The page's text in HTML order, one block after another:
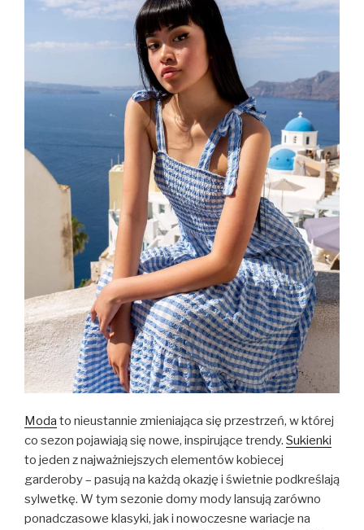
Moda to nieustannie zmieniająca się przestrzeń, w której
co sezon pojawiają się nowe, inspirujące trendy. Sukienki
to jeden z najważniejszych elementów kobiecej
garderoby – pasują na każdą okazję i świetnie podkreślają
sylwetkę. W tym sezonie domy mody lansują zarówno
ponadczasowe klasyki, jak i nowoczesne wariacje na